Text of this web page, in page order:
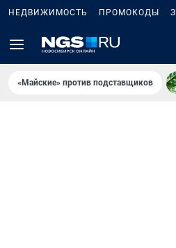
НЕДВИЖИМОСТЬ ПРОМОКОДЫ
«Майские» против подставщиков